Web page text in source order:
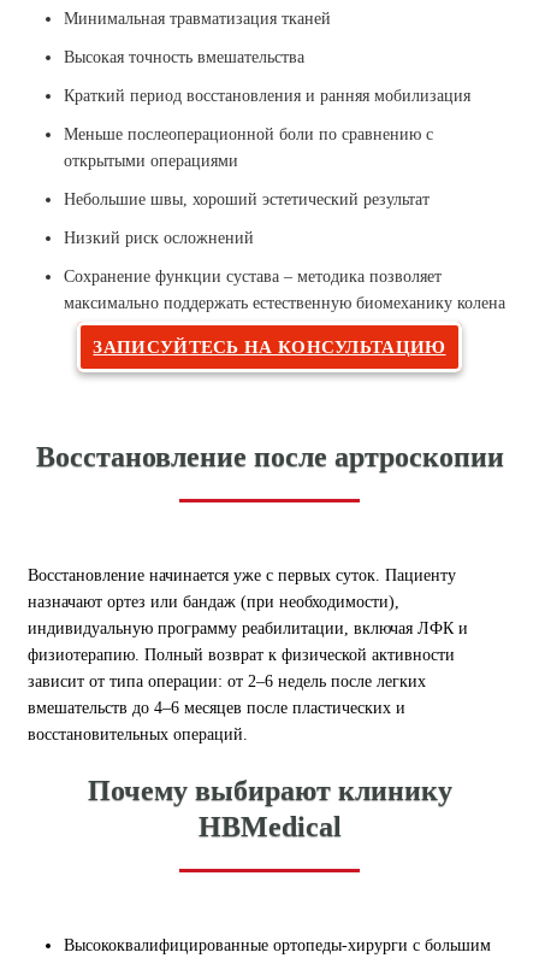
Минимальная травматизация тканей
Высокая точность вмешательства
Краткий период восстановления и ранняя мобилизация
Меньше послеоперационной боли по сравнению с
открытыми операциями
Небольшие швы, хороший эстетический результат
Низкий риск осложнений
Сохранение функции сустава – методика позволяет
максимально поддержать естественную биомеханику колена
ЗАПИСУЙТЕСЬ НА КОНСУЛЬТАЦИЮ
Восстановление после артроскопии
Восстановление начинается уже с первых суток. Пациенту
назначают ортез или бандаж (при необходимости),
индивидуальную программу реабилитации, включая ЛФК и
физиотерапию. Полный возврат к физической активности
зависит от типа операции: от 2–6 недель после легких
вмешательств до 4–6 месяцев после пластических и
восстановительных операций.
Почему выбирают клинику
HBMedical
Высококвалифицированные ортопеды-хирурги с большим